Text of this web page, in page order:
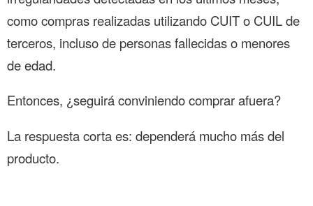
como compras realizadas utilizando CUIT o CUIL de
terceros, incluso de personas fallecidas o menores
de edad.
Entonces, ¿seguirá conviniendo comprar afuera?
La respuesta corta es: dependerá mucho más del
producto.